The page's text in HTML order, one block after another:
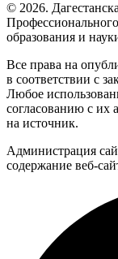
© 2026.
образования и
Все права на
в соответствии с
Любое
согласованию с их
на источник.
Администрация
содержание веб-